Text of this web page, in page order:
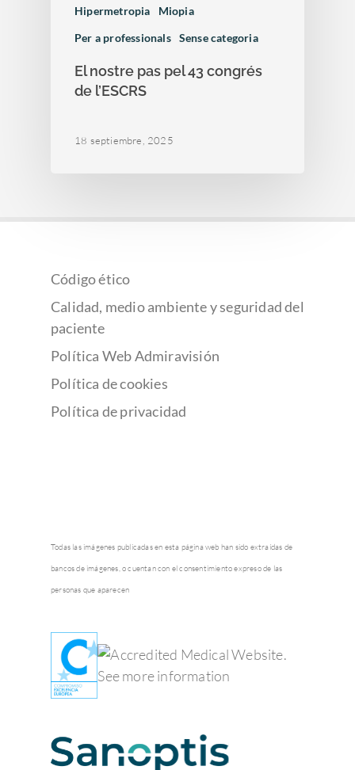
Hipermetropia
Miopia
Per a professionals Sense categoria
El nostre pas pel 43 congrés
de l’ESCRS
18 septiembre, 2025
Código ético
Calidad, medio ambiente y seguridad del
paciente
Política Web Admiravisión
Política de cookies
Política de privacidad
Todas las imágenes publicadas en esta página web han sido extraídas de
bancos de imágenes, o cuentan con el consentimiento expreso de las
personas que aparecen